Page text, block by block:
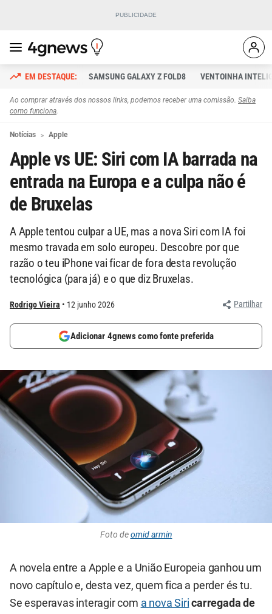
SAMSUNG GALAXY Z FOLD8 VENTOINHA
Ao comprar através dos nossos links, podemos receber uma comissão. Saiba
como funciona.
Notícias Apple
Apple vs UE: Siri com IA barrada na
entrada na Europa e a culpa não é
de Bruxelas
A Apple tentou culpar a UE, mas a nova Siri com IA foi
mesmo travada em solo europeu. Descobre por que
razão o teu iPhone vai ficar de fora desta revolução
tecnológica (para já) e o que diz Bruxelas.
Rodrigo Vieira 12 junho 2026 Partilhar
Adicionar 4gnews como fonte preferida
Foto deomid armin
A novela entre a Apple e a União Europeia ganhou um
novo capítulo e, desta vez, quem fica a perder és tu.
Se esperavas interagir com a nova Siri carregada de